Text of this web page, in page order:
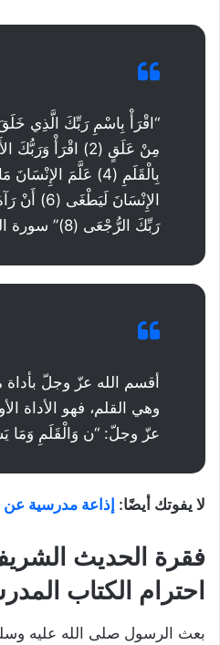
رَبِّكَ الرُّجْعَى (8)” سورة العلق.
أقسم الله عزّ وجلّ
وهي القلم، فهو الأداة
عزّ وجلّ: “ن وَالْقَلَمِ وَمَا
لا يفوتك أيضًا: إذاعة مدرسية عن
فقرة الحديث
احترام الكتاب
بعث الرسول صلى الله عليه